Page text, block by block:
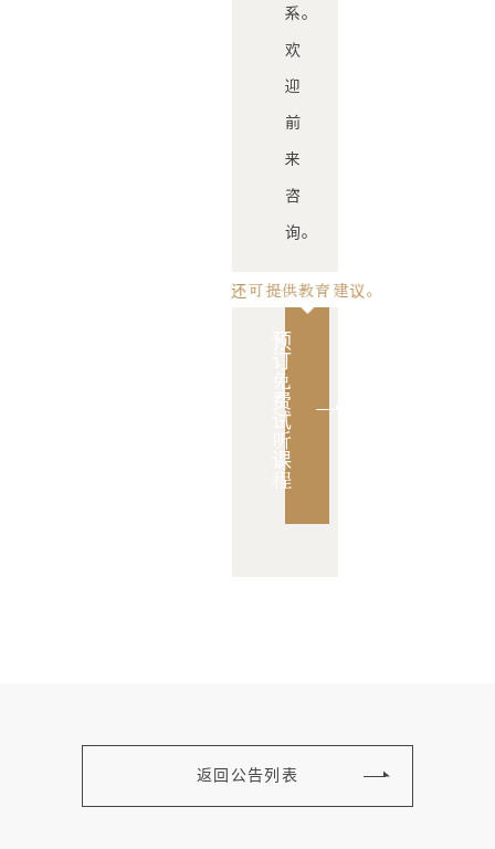
系。
欢
迎
前
来
咨
询。
还可提供教育建议。
预
订
免
费
试
听
课
程
返回公告列表